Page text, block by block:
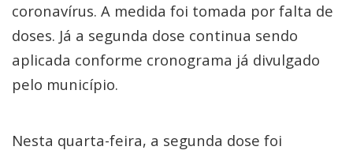
coronavírus. A medida foi tomada por falta de
doses. Já a segunda dose continua sendo
aplicada conforme cronograma já divulgado
pelo município.
Nesta quarta-feira, a segunda dose foi